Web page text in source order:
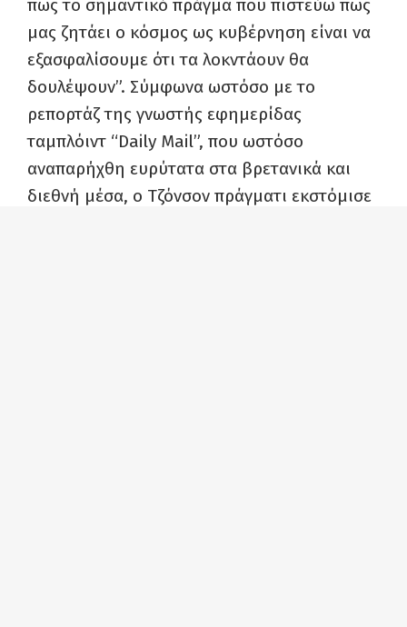
πως το σημαντικό πράγμα που πιστεύω πως
μας ζητάει ο κόσμος ως κυβέρνηση είναι να
εξασφαλίσουμε ότι τα λοκντάουν θα
δουλέψουν”. Σύμφωνα ωστόσο με το
ρεπορτάζ της γνωστής εφημερίδας
ταμπλόιντ “Daily Mail”, που ωστόσο
αναπαρήχθη ευρύτατα στα βρετανικά και
διεθνή μέσα, ο Τζόνσον πράγματι εκστόμισε